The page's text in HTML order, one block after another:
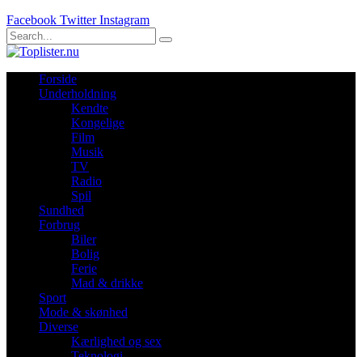
Facebook Twitter Instagram
Forside
Underholdning
Kendte
Kongelige
Film
Musik
TV
Radio
Spil
Sundhed
Forbrug
Biler
Bolig
Ferie
Mad & drikke
Sport
Mode & skønhed
Diverse
Kærlighed og sex